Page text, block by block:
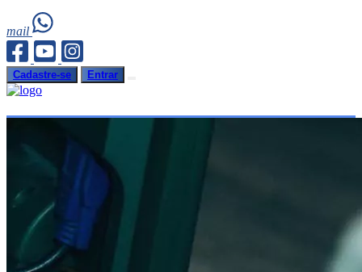
mail
Cadastre-se Entrar